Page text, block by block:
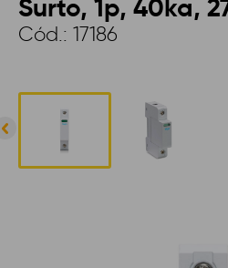
Surto, 1p, 40ka,
Cód.: 17186